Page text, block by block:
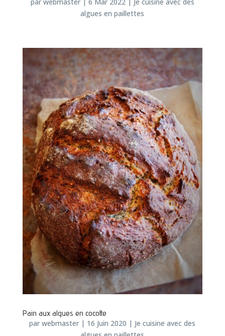
par webmaster| 6 Mar 2022| Je cuisine avec des
algues en paillettes
Pain aux algues en cocotte
parwebmaster | 16 Juin 2020 | Je cuisine avec des